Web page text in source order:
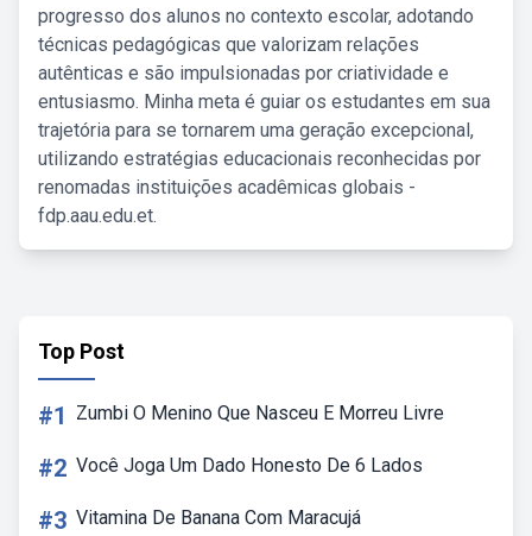
progresso dos alunos no contexto escolar, adotando
técnicas pedagógicas que valorizam relações
autênticas e são impulsionadas por criatividade e
entusiasmo. Minha meta é guiar os estudantes em sua
trajetória para se tornarem uma geração excepcional,
utilizando estratégias educacionais reconhecidas por
renomadas instituições acadêmicas globais -
fdp.aau.edu.et.
Top Post
#1 Zumbi O Menino Que Nasceu E Morreu Livre
#2 Você Joga Um Dado Honesto De 6 Lados
#3 Vitamina De Banana Com Maracujá